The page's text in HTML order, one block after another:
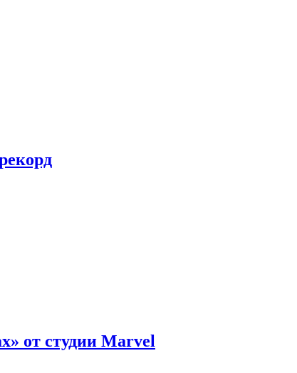
от студии Marvel